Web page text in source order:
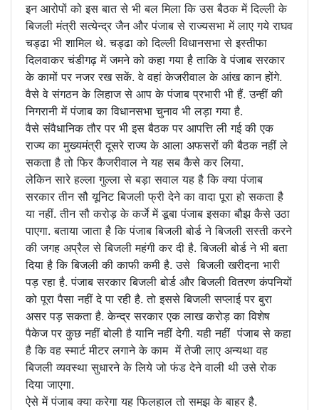
इन आरोपों को इस बात से भी बल मिला कि उस बैठक में दिल्ली के
बिजली मंत्री सत्येन्द्र जैन और पंजाब से राज्यसभा में लाए गये राघव
चड्ढा भी शामिल थे. चड्ढा को दिल्ली विधानसभा से इस्तीफा
दिलवाकर चंडीगढ़ में जमने को कहा गया है ताकि वे पंजाब सरकार
के कामों पर नजर रख सकें. वे वहां केजरीवाल के आंख कान होंगे.
वैसे वे संगठन के लिहाज से आप के पंजाब प्रभारी भी हैं. उन्हीं की
निगरानी में पंजाब का विधानसभा चुनाव भी लड़ा गया है.
वैसे संवैधानिक तौर पर भी इस बैठक पर आपत्ति ली गई की एक
राज्य का मुख्यमंत्री दूसरे राज्य के आला अफसरों की बैठक नहीं ले
सकता है तो फिर कैजरीवाल ने यह सब कैसे कर लिया.
लेकिन सारे हल्ला गुल्ला से बड़ा सवाल यह है कि क्या पंजाब
सरकार तीन सौ यूनिट बिजली फ्री देने का वादा पूरा हो सकता है
या नहीं. तीन सौ करोड़ के कर्जे में डूबा पंजाब इसका बौझ कैसे उठा
पाएगा. बताया जाता है कि पंजाब बिजली बोर्ड ने बिजली सस्ती करने
की जगह अप्रैल से बिजली महंगी कर दी है. बिजली बोर्ड ने भी बता
दिया है कि बिजली की काफी कमी है. उसे बिजली खरीदना भारी
पड़ रहा है. पंजाब सरकार बिजली बोर्ड और बिजली वितरण कंपनियों
को पूरा पैसा नहीं दे पा रही है. तो इससे बिजली सप्लाई पर बुरा
असर पड़ सकता है. केन्द्र सरकार एक लाख करोड़ का विशेष
पैकेज पर कुछ नहीं बोली है यानि नहीं देगी. यही नहीं पंजाब से कहा
है कि वह स्मार्ट मीटर लगाने के काम में तेजी लाए अन्यथा वह
बिजली व्यवस्था सुधारने के लिये जो फंड देने वाली थी उसे रोक
दिया जाएगा.
ऐसे में पंजाब क्या करेगा यह फिलहाल तो समझ के बाहर है.